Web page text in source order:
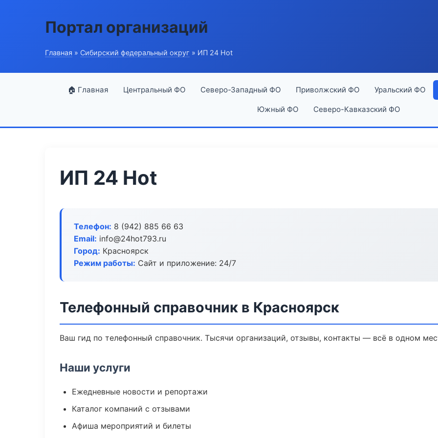
Портал организаций
Главная » Сибирский федеральный округ » ИП 24 Hot
🏠 Главная Центральный ФО Северо-Западный ФО Приволжский ФО Уральский ФО
Южный ФО Северо-Кавказский ФО
ИП 24 Hot
Телефон: 8 (942) 885 66 63
Email: info@24hot793.ru
Город: Красноярск
Режим работы: Сайт и приложение: 24/7
Телефонный справочник в Красноярск
Ваш гид по телефонный справочник. Тысячи организаций, отзывы, контакты — всё в одном
Наши услуги
Ежедневные новости и репортажи
Каталог компаний с отзывами
Афиша мероприятий и билеты